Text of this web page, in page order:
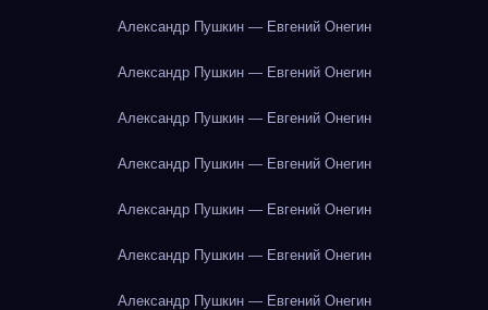
Александр Пушкин — Евгений Онегин
Александр Пушкин — Евгений Онегин
Александр Пушкин — Евгений Онегин
Александр Пушкин — Евгений Онегин
Александр Пушкин — Евгений Онегин
Александр Пушкин — Евгений Онегин
Александр Пушкин — Евгений Онегин